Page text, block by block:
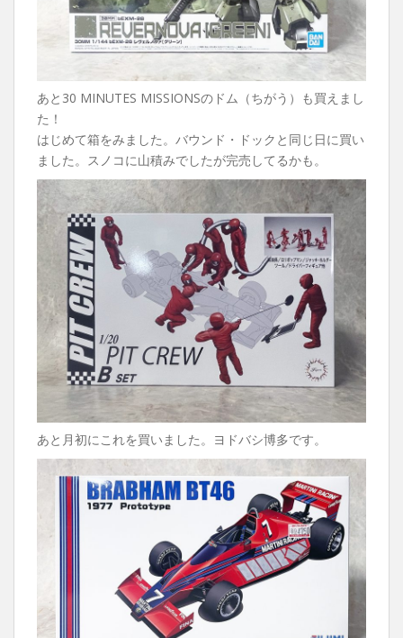
あと30 MINUTES MISSIONSのドム（ちがう）も買えまし
た！
はじめて箱をみました。バウンド・ドックと同じ日に買い
ました。スノコに山積みでしたが完売してるかも。
あと月初にこれを買いました。ヨドバシ博多です。